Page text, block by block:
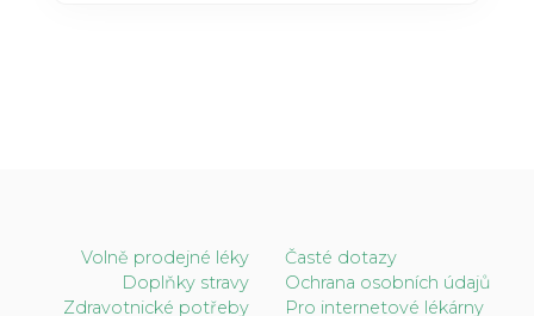
Volně prodejné léky
Doplňky stravy
Zdravotnické potřeby
Časté dotazy
Ochrana osobních údajů
Pro internetové lékárny